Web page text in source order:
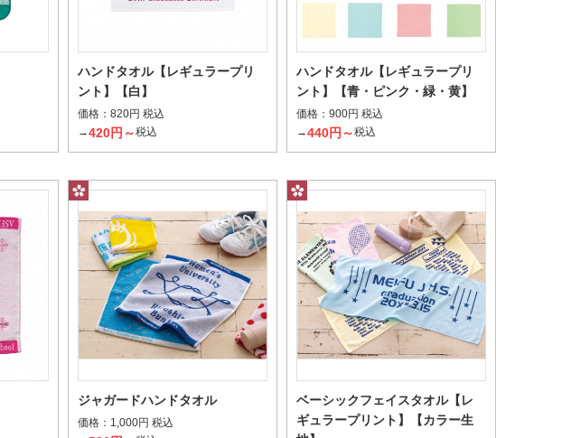
タオル表面にインクをのせてプリント
フルカラー昇華転写
インクを気化させ繊維を染色
ハンドタオル【レギュラープリ
ント】【白】
価格：820円 税込
→420円～税込
ハンドタオル【レギュラープリ
ント】【青・ピンク・緑・黄】
価格： 900円 税込
→440円～税込
ジャガードハンドタオル
価格： 1,000円 税込
ベーシックフェイスタオル【レ
ギュラープリント】【カラー生